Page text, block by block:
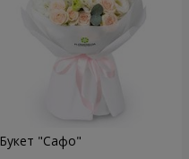
Букет "Сафо"